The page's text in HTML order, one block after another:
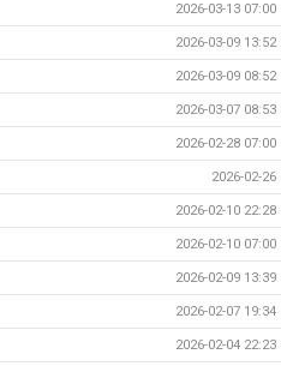
2026-03-13 07:00
2026-03-09 13:52
2026-03-09 08:52
2026-03-07 08:53
2026-02-28 07:00
2026-02-26
2026-02-10 22:28
2026-02-10 07:00
2026-02-09 13:39
2026-02-07 19:34
2026-02-04 22:23